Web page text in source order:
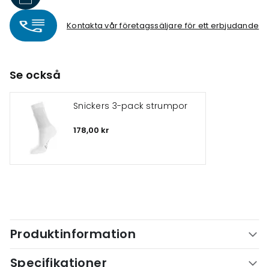
Kontakta vår företagssäljare för ett erbjudande
Se också
Snickers 3-pack strumpor
178,00 kr
Produktinformation
Specifikationer